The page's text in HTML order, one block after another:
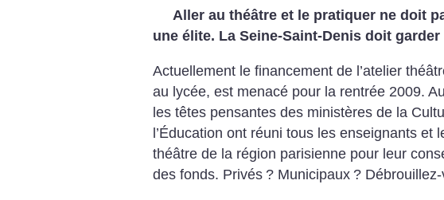
Aller au théâtre et le pratiquer ne doit
une élite. La Seine-Saint-Denis doit
Actuellement le financement de l’atelier
au lycée, est menacé pour la rentrée 2009.
les têtes pensantes des ministères de la
l’Éducation ont réuni tous les enseignants et
théâtre de la région parisienne pour leur
des fonds. Privés ? Municipaux ?